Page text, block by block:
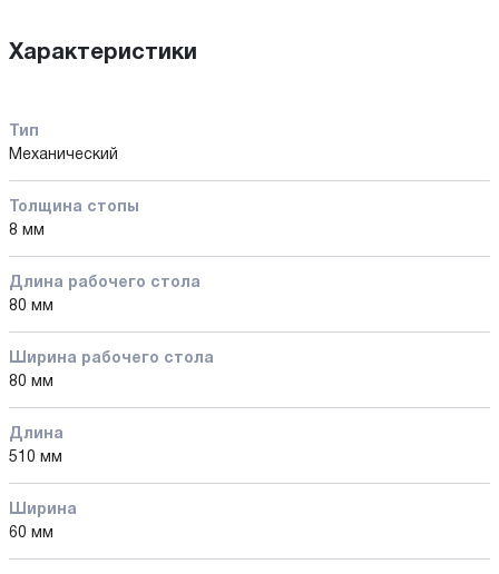
Характеристики
Тип
Механический
Толщина стопы
8 мм
Длина рабочего стола
80 мм
Ширина рабочего стола
80 мм
Длина
510 мм
Ширина
60 мм